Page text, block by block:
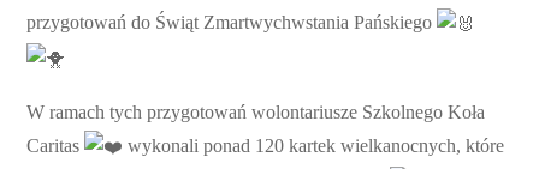
przygotowań do Świąt Zmartwychwstania Pańskiego
W ramach tych przygotowań wolontariusze Szkolnego Koła
Caritas
wykonali ponad 120 kartek wielkanocnych, które